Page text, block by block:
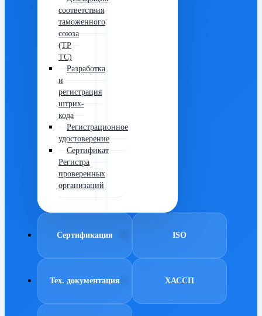
соответствия
таможенного
союза
(ТР
ТС)
Разработка
и
регистрация
штрих-
кода
Регистрационное
удостоверение
Сертификат
Регистра
проверенных
организаций
Сертификация ISO
Тех. документация ХАССП